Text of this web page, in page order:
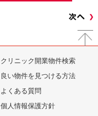
クリニック開業物件検索
良い物件を見つける方法
よくある質問
個人情報保護方針